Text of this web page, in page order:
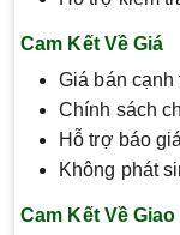
Cam Kết Về Giá
Giá bán
Chính sách
Hỗ trợ báo
Không phát
Cam Kết Về